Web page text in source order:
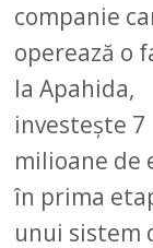
companie
operează o
la Apahida,
investește 7
milioane de
în prima
unui sistem